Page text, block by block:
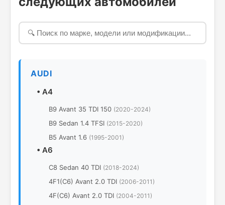
AUDI
• A4
B9 Avant 35 TDI 150 (2020-2024)
B9 Sedan 1.4 TFSI (2015-2020)
B5 Avant 1.6 (1995-2001)
• A6
C8 Sedan 40 TDI (2018-2024)
4F1(C6) Avant 2.0 TDI (2006-2011)
4F(C6) Avant 2.0 TDI (2004-2011)